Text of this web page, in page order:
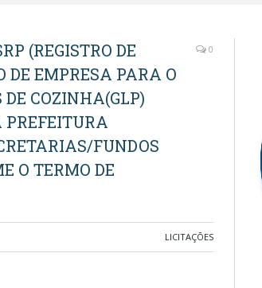
(REGISTRO DE
DE EMPRESA PARA O
COZINHA(GLP)
PREFEITURA
FUNDOS
O TERMO DE
0
LICITAÇÕES